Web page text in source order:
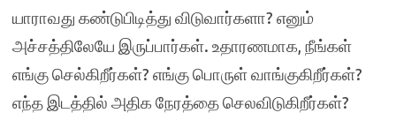
யாராவது கண்டுபிடித்து விடுவார்களா? எனும்
அச்சத்திலேயே இருப்பார்கள். உதாரணமாக, நீங்கள்
எங்கு செல்கிறீர்கள்? எங்கு பொருள் வாங்குகிறீர்கள்?
எந்த இடத்தில் அதிக நேரத்தை செலவிடுகிறீர்கள்?